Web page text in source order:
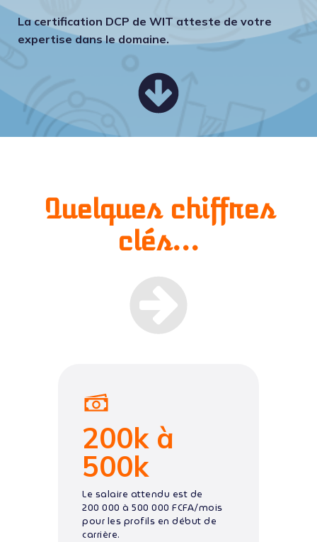
La certification DCP de WIT atteste de votre
expertise dans le domaine.
Quelques chiffres
clés…
200k à
500k
Le salaire attendu est de
200 000 à 500 000 FCFA/mois
pour les profils en début de
carrière.